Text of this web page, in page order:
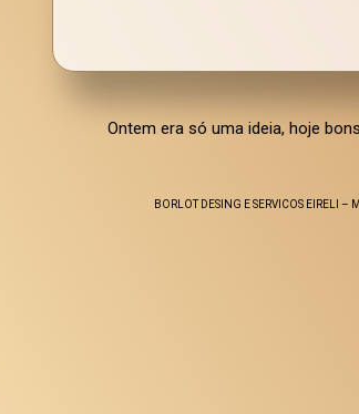
Ontem era só uma ideia, hoje
BORLOT DESING E SERVICOS EIRELI